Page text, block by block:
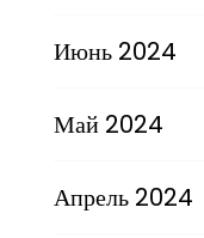
Июнь 2024
Май 2024
Апрель 2024